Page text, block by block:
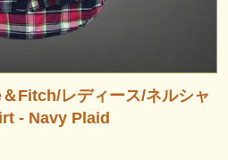
Fitch/レディース/ネルシャ
- Navy Plaid